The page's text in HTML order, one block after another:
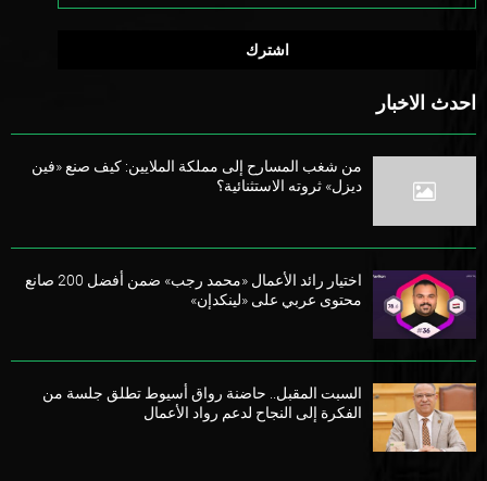
احدث الاخبار
من شغب المسارح إلى مملكة الملايين: كيف صنع «فين
ديزل» ثروته الاستثنائية؟
اختيار رائد الأعمال «محمد رجب» ضمن أفضل 200 صانع
محتوى عربي على «لينكدإن»
السبت المقبل.. حاضنة رواق أسيوط تطلق جلسة من
الفكرة إلى النجاح لدعم رواد الأعمال